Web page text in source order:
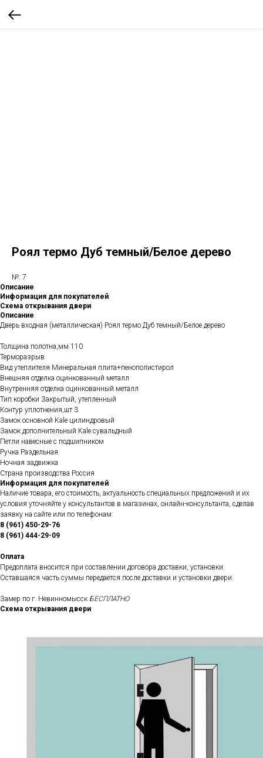
Роял термо Дуб темный/Белое дерево
№: 7
Описание
Информация для покупателей
Схема открывания двери
Описание
Дверь входная (металлическая) Роял термо Дуб темный/Белое дерево
Толщина полотна,мм 110
Терморазрыв
Вид утеплителя Минеральная плита+пенополистирол
Внешняя отделка оцинкованный металл
Внутренняя отделка оцинкованный металл
Тип коробки Закрытый, утепленный
Контур уплотнения,шт 3
Замок основной Kale цилиндровый
Замок дополнительный Kale сувальдный
Петли навесные с подшипником
Ручка Раздельная
Ночная задвижка
Страна производства Россия
Информация для покупателей
Наличие товара, его стоимость, актуальность специальных предложений и их
условия уточняйте у консультантов в магазинах, онлайн-консультанта, сделав
заявку на сайте или по телефонам:
8 (961) 450-29-76
8 (961) 444-29-09
Оплата
Предоплата вносится при составлении договора доставки, установки.
Оставшаяся часть суммы передается после доставки и установки двери.
Замер по г. Невинномысск БЕСПЛАТНО
Схема открывания двери